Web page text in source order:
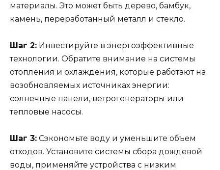
материалы. Это может быть дерево, бамбук,
камень, переработанный металл и стекло.
Шаг 2: Инвестируйте в энергоэффективные
технологии. Обратите внимание на системы
отопления и охлаждения, которые работают на
возобновляемых источниках энергии:
солнечные панели, ветрогенераторы или
тепловые насосы.
Шаг 3: Сэкономьте воду и уменьшите объем
отходов. Установите системы сбора дождевой
воды, применяйте устройства с низким